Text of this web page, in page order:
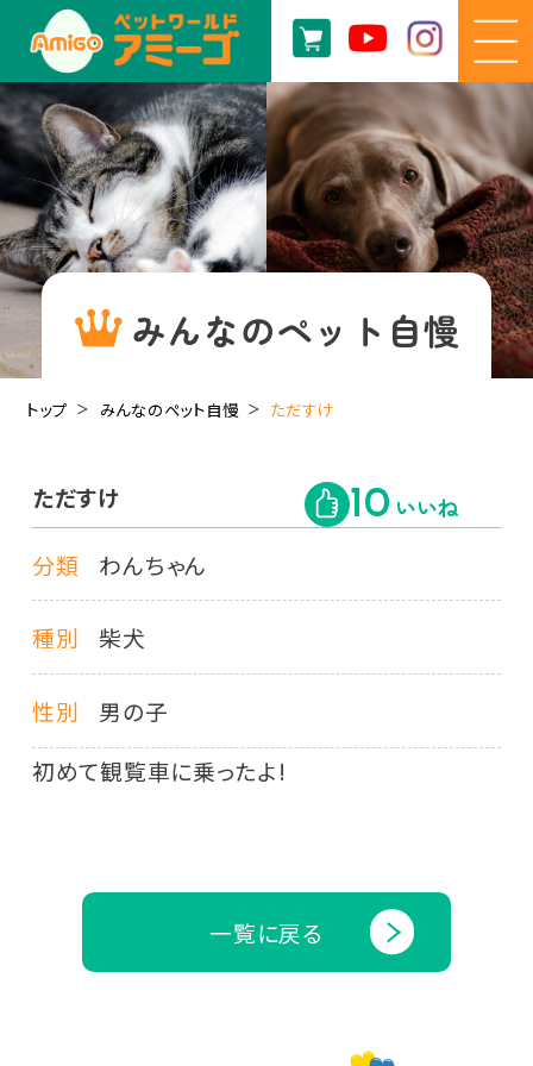
みんなのペット自慢
トップ みんなのペット自慢 ただすけ
ただすけ 10 いいね
分類 わんちゃん
種別 柴犬
性別
男の子
初めて観覧車に乗ったよ!
一覧に戻る